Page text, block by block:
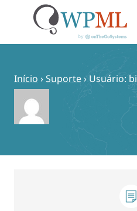
conteúdo
Início ›Suporte› Usuário: